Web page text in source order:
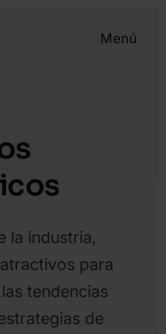
Menú
la industria,
para
tendencias
de